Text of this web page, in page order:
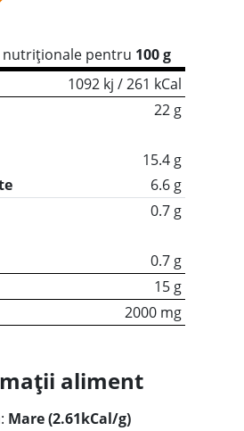
nutriționale pentru 100 g
1092 kj / 261 kCal
22 g
15.4 g
6.6 g
0.7 g
0.7 g
15 g
2000 mg
aliment
Mare (2.61kCal/g)